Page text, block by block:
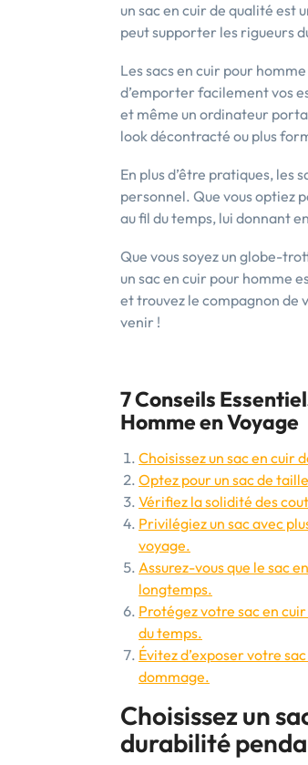
un sac en cuir de qualité est
peut supporter les rigueurs
Les sacs en cuir pour
d’emporter facilement vos
et même un ordinateur
look décontracté ou plus
En plus d’être pratiques, les
personnel. Que vous optiez
au fil du temps, lui donnant
Que vous soyez un globe-
un sac en cuir pour homme
et trouvez le compagnon de
venir !
7 Conseils
Homme en Voyage
Choisissez un sac en cuir
Optez pour un sac de
Vérifiez la solidité des
Privilégiez un sac avec
voyage.
Assurez-vous que le sac
longtemps.
Protégez votre sac en
du temps.
Évitez d’exposer votre
dommage.
Choisissez un
durabilité